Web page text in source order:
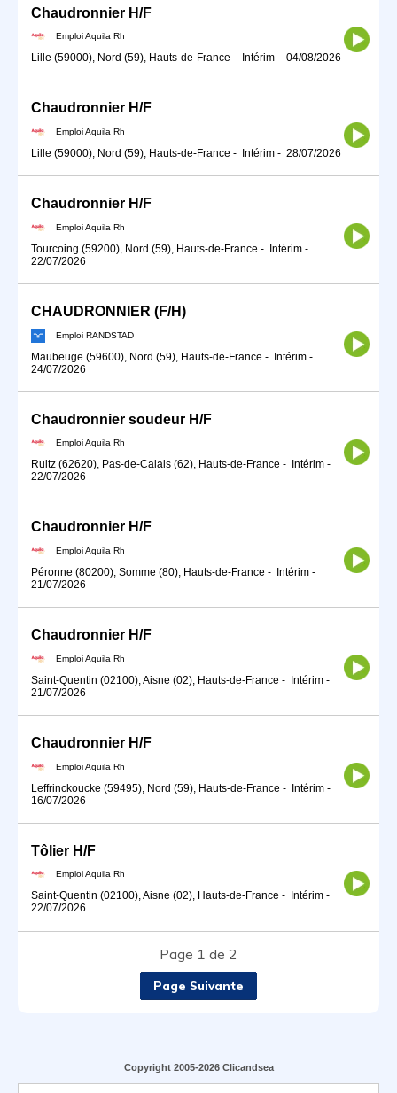
Chaudronnier H/F
Emploi Aquila Rh
Lille (59000), Nord (59), Hauts-de-France - Intérim - 04/08/2026
Chaudronnier H/F
Emploi Aquila Rh
Lille (59000), Nord (59), Hauts-de-France - Intérim - 28/07/2026
Chaudronnier H/F
Emploi Aquila Rh
Tourcoing (59200), Nord (59), Hauts-de-France - Intérim -
22/07/2026
CHAUDRONNIER (F/H)
Emploi RANDSTAD
Maubeuge (59600), Nord (59), Hauts-de-France - Intérim -
24/07/2026
Chaudronnier soudeur H/F
Emploi Aquila Rh
Ruitz (62620), Pas-de-Calais (62), Hauts-de-France - Intérim -
22/07/2026
Chaudronnier H/F
Emploi Aquila Rh
Péronne (80200), Somme (80), Hauts-de-France - Intérim -
21/07/2026
Chaudronnier H/F
Emploi Aquila Rh
Saint-Quentin (02100), Aisne (02), Hauts-de-France - Intérim -
21/07/2026
Chaudronnier H/F
Emploi Aquila Rh
Leffrinckoucke (59495), Nord (59), Hauts-de-France - Intérim -
16/07/2026
Tôlier H/F
Emploi Aquila Rh
Saint-Quentin (02100), Aisne (02), Hauts-de-France - Intérim -
22/07/2026
Page 1 de 2
Page Suivante
Copyright 2005-2026 Clicandsea